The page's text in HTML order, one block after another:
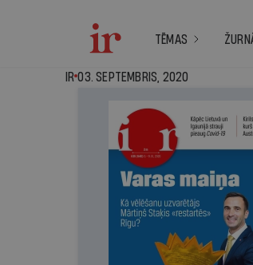
TĒMAS
IR - 03.
IR 03. SEPTEMBRIS, 2020